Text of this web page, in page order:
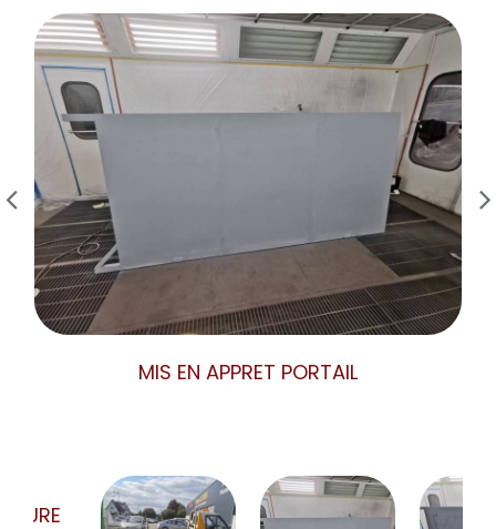
MIS EN APPRET PORTAIL